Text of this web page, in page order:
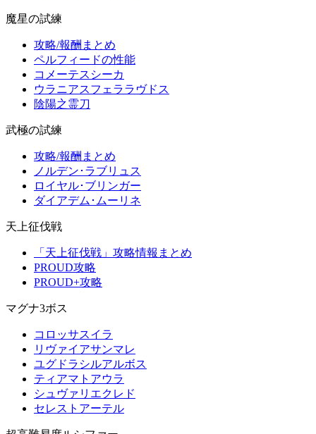
魔星の試練
攻略/報酬まとめ
ペルフィードの性能
コメーテスシーカ
ウラニアスフェララヴドス
陰陽之霊刀
武極の試練
攻略/報酬まとめ
ノルデン･ラブリュス
ロイヤル･ブリンガー
ダイアデム･ムーリネ
天上征伐戦
「天上征伐戦」攻略情報まとめ
PROUD攻略
PROUD+攻略
マグナ3ボス
コロッサスイラ
リヴァイアサンマレ
ユグドラシルアルボス
ティアマトアウラ
シュヴァリエクレド
セレストアーテル